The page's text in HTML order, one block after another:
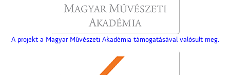
A projekt a Magyar Művészeti Akadémia támogatásával valósult meg.